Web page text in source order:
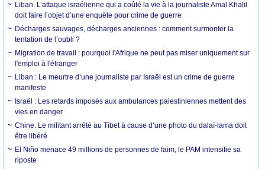
Liban. L’attaque israélienne qui a coûté la vie à la journaliste Amal Khalil
doit faire l’objet d’une enquête pour crime de guerre
Décharges sauvages, décharges anciennes : comment surmonter la
tentation de l’oubli ?
Migration de travail : pourquoi l'Afrique ne peut pas miser uniquement sur
l'emploi à l'étranger
Liban : Le meurtre d’une journaliste par Israël est un crime de guerre
manifeste
Israël : Les retards imposés aux ambulances palestiniennes mettent des
vies en danger
Chine. Le militant arrêté au Tibet à cause d’une photo du dalaï-lama doit
être libéré
El Niño menace 49 millions de personnes de faim, le PAM intensifie sa
riposte